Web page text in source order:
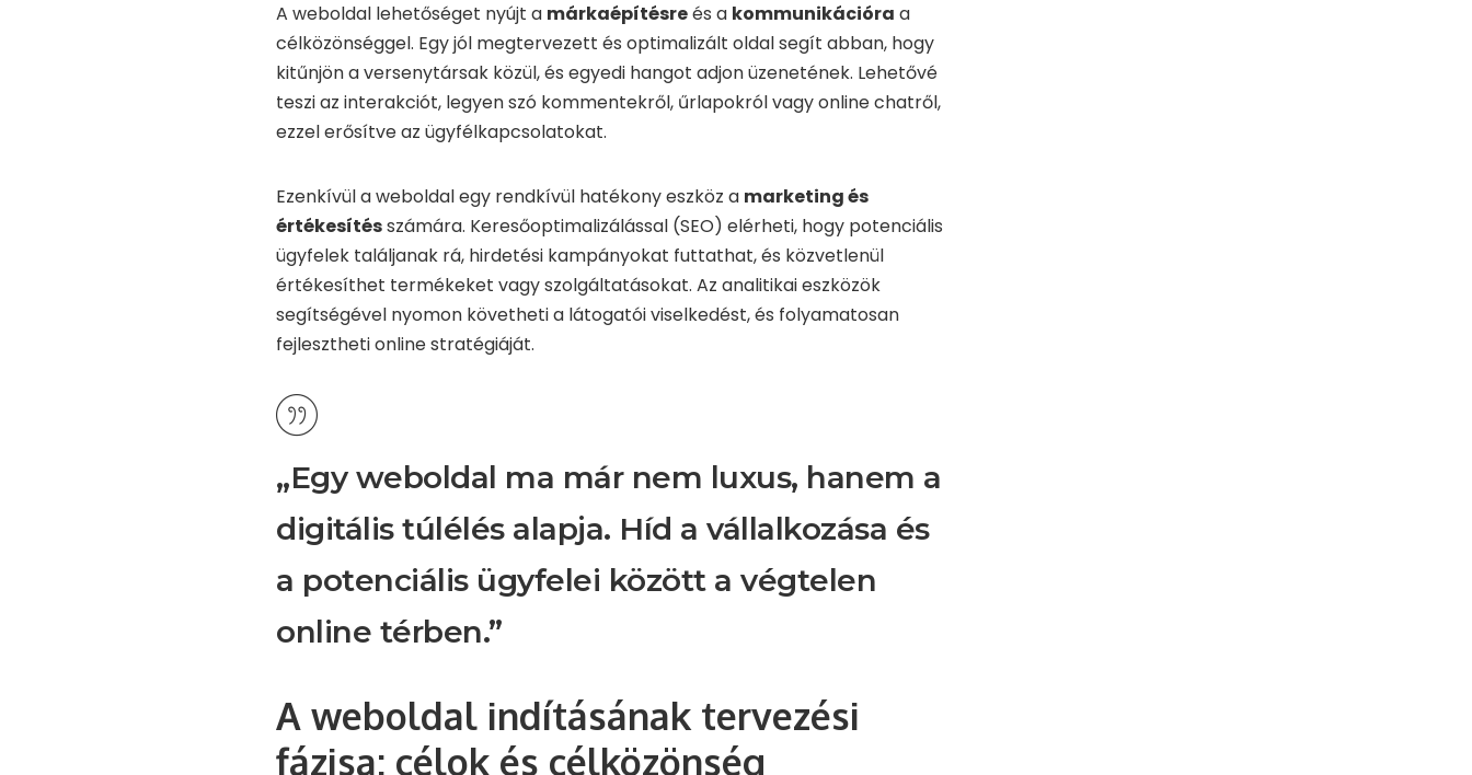
A weboldal lehetőséget nyújt a márkaépítésreés a kommunikációra a
célközönséggel. Egy jól megtervezett és optimalizált oldal segít abban, hogy
kitűnjön a versenytársak közül, és egyedi hangot adjon üzenetének. Lehetővé
teszi az interakciót, legyen szó kommentekről, űrlapokról vagy online chatről,
ezzel erősítve az ügyfélkapcsolatokat.
Ezenkívül a weboldal egy rendkívül hatékony eszköz a marketing és
értékesítésszámára. Keresőoptimalizálással (SEO) elérheti, hogy potenciális
ügyfelek találjanak rá, hirdetési kampányokat futtathat, és közvetlenül
értékesíthet termékeket vagy szolgáltatásokat. Az analitikai eszközök
segítségével nyomon követheti a látogatói viselkedést, és folyamatosan
fejlesztheti online stratégiáját.
„Egy weboldal ma már nem luxus, hanem a
digitális túlélés alapja. Híd a vállalkozása és
a potenciális ügyfelei között a végtelen
online térben.”
A weboldal indításának tervezési
fázisa: célok és célközönség